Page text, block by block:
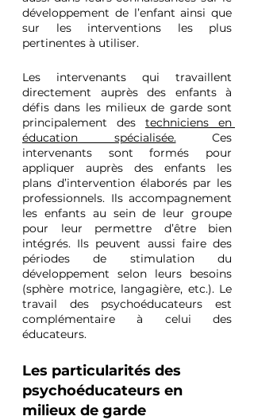
développement de l’enfant ainsi que
sur les interventions les plus
pertinentes à utiliser.
Les intervenants qui travaillent
directement auprès des enfants à
défis dans les milieux de garde sont
principalement des techniciens en
éducation spécialisée. Ces
intervenants sont formés pour
appliquer auprès des enfants les
plans d’intervention élaborés par les
professionnels. Ils accompagnement
les enfants au sein de leur groupe
pour leur permettre d’être bien
intégrés. Ils peuvent aussi faire des
périodes de stimulation du
développement selon leurs besoins
(sphère motrice, langagière, etc.). Le
travail des psychoéducateurs est
complémentaire à celui des
éducateurs.
Les particularités des
psychoéducateurs en
milieux de garde